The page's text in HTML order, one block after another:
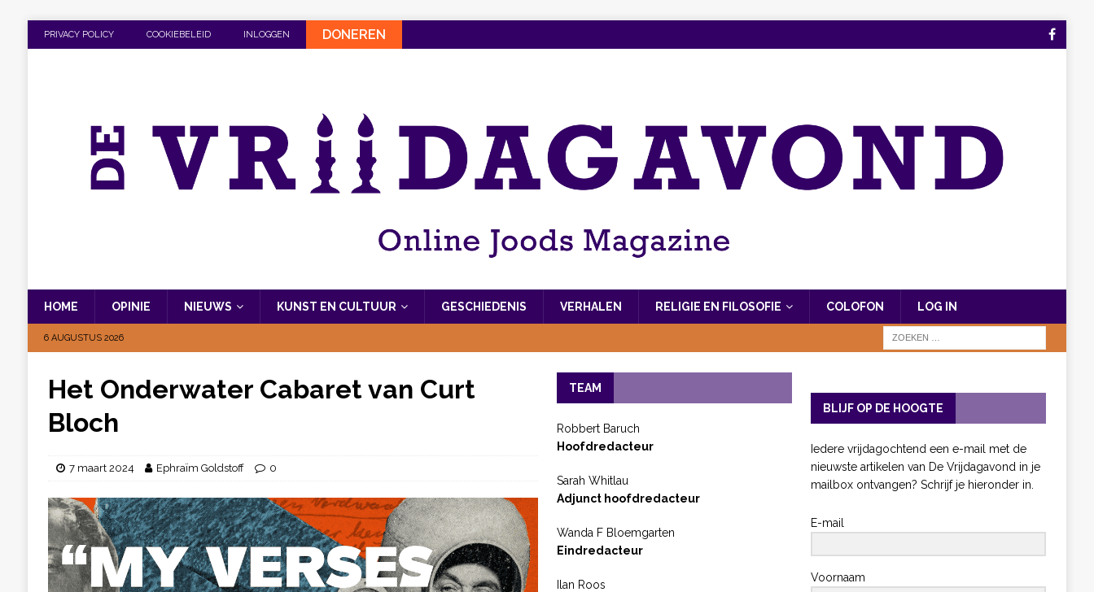
PRIVACY POLICY COOKIEBELEID INLOGGEN DONEREN
HOME OPINIE NIEUWS KUNST EN CULTUUR GESCHIEDENIS VERHALEN RELIGIE EN FILOSOFIE COLOFON LOG IN
6 AUGUSTUS 2026
Het Onderwater Cabaret van Curt
Bloch
7 maart 2024 Ephraïm Goldstoff 0
TEAM
Robbert Baruch
Hoofdredacteur
Sarah Whitlau
Adjunct hoofdredacteur
Wanda F Bloemgarten
Eindredacteur
Ilan Roos
BLIJF OP DE HOOGTE
Iedere vrijdagochtend een e-mail met de
nieuwste artikelen van De Vrijdagavond in je
mailbox ontvangen? Schrijf je hieronder in.
E-mail
Voornaam